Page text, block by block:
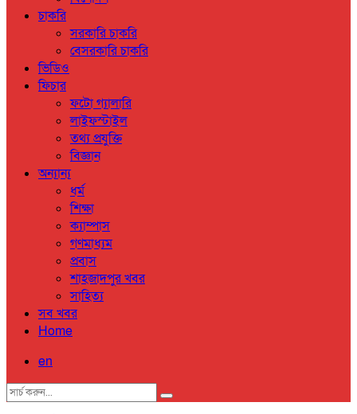
চাকরি
সরকারি চাকরি
বেসরকারি চাকরি
ভিডিও
ফিচার
ফটো গ্যালারি
লাইফস্টাইল
তথ্য প্রযুক্তি
বিজ্ঞান
অন্যান্য
ধর্ম
শিক্ষা
ক্যাম্পাস
গণমাধ্যম
প্রবাস
শাহজাদপুর খবর
সাহিত্য
সব খবর
Home
en